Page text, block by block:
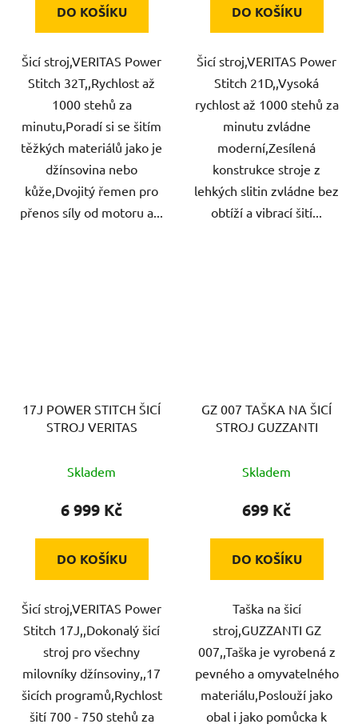
DO KOŠÍKU
Šicí stroj,VERITAS Power
Stitch 32T,,Rychlost až
1000 stehů za
minutu,Poradí si se šitím
těžkých materiálů jako je
džínsovina nebo
kůže,Dvojitý řemen pro
přenos síly od motoru a...
DO KOŠÍKU
Šicí stroj,VERITAS Power
Stitch 21D,,Vysoká
rychlost až 1000 stehů za
minutu zvládne
moderní,Zesílená
konstrukce stroje z
lehkých slitin zvládne bez
obtíží a vibrací šití...
17J POWER STITCH ŠICÍ
STROJ VERITAS
Skladem
6 999 Kč
DO KOŠÍKU
Šicí stroj,VERITAS Power
Stitch 17J,,Dokonalý šicí
stroj pro všechny
milovníky džínsoviny,,17
šicích programů,Rychlost
šití 700 - 750 stehů za
GZ 007 TAŠKA NA ŠICÍ
STROJ GUZZANTI
Skladem
699 Kč
DO KOŠÍKU
Taška na šicí
stroj,GUZZANTI GZ
007,,Taška je vyrobená z
pevného a omyvatelného
materiálu,Poslouží jako
obal i jako pomůcka k